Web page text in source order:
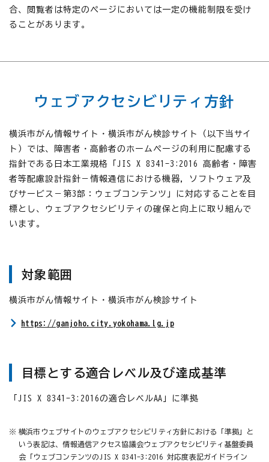
合、閲覧者は特定のページにおいては一定の機能制限を受け
ることがあります。
ウェブアクセシビリティ方針
横浜市がん情報サイト・横浜市がん検診サイト（以下当サイ
ト）では、障害者・高齢者のホームページの利用に配慮する
指針である日本工業規格「JIS X 8341-3:2016 高齢者・障害
者等配慮設計指針－情報通信における機器，ソフトウェア及
びサービス－第3部：ウェブコンテンツ」に対応することを目
標とし、ウェブアクセシビリティの確保と向上に取り組んで
います。
対象範囲
横浜市がん情報サイト・横浜市がん検診サイト
https://ganjoho.city.yokohama.lg.jp
目標とする適合レベル及び達成基準
「JIS X 8341-3:2016の適合レベルAA」に準拠
※ 横浜市ウェブサイトのウェブアクセシビリティ方針における「準拠」と
いう表記は、情報通信アクセス協議会ウェブアクセシビリティ基盤委員
会「ウェブコンテンツのJIS X 8341-3:2016 対応度表記ガイドライン